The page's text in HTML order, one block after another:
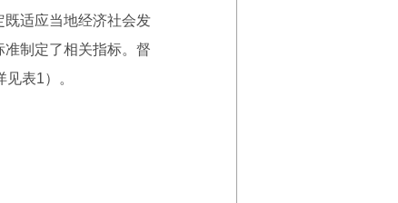
适应当地经济社会发
制定了相关指标。督
表1）。